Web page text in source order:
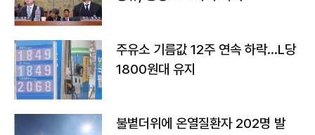
주유소 기름값 12주 연속 하락…L당
1800원대 유지
불볕더위에 온열질환자 202명 발